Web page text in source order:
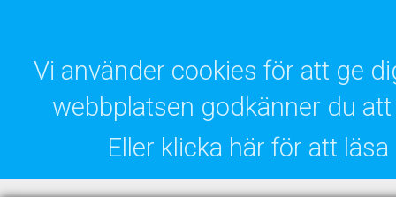
Vi använder cookies för att ge
webbplatsen godkänner du
Eller klicka här för att